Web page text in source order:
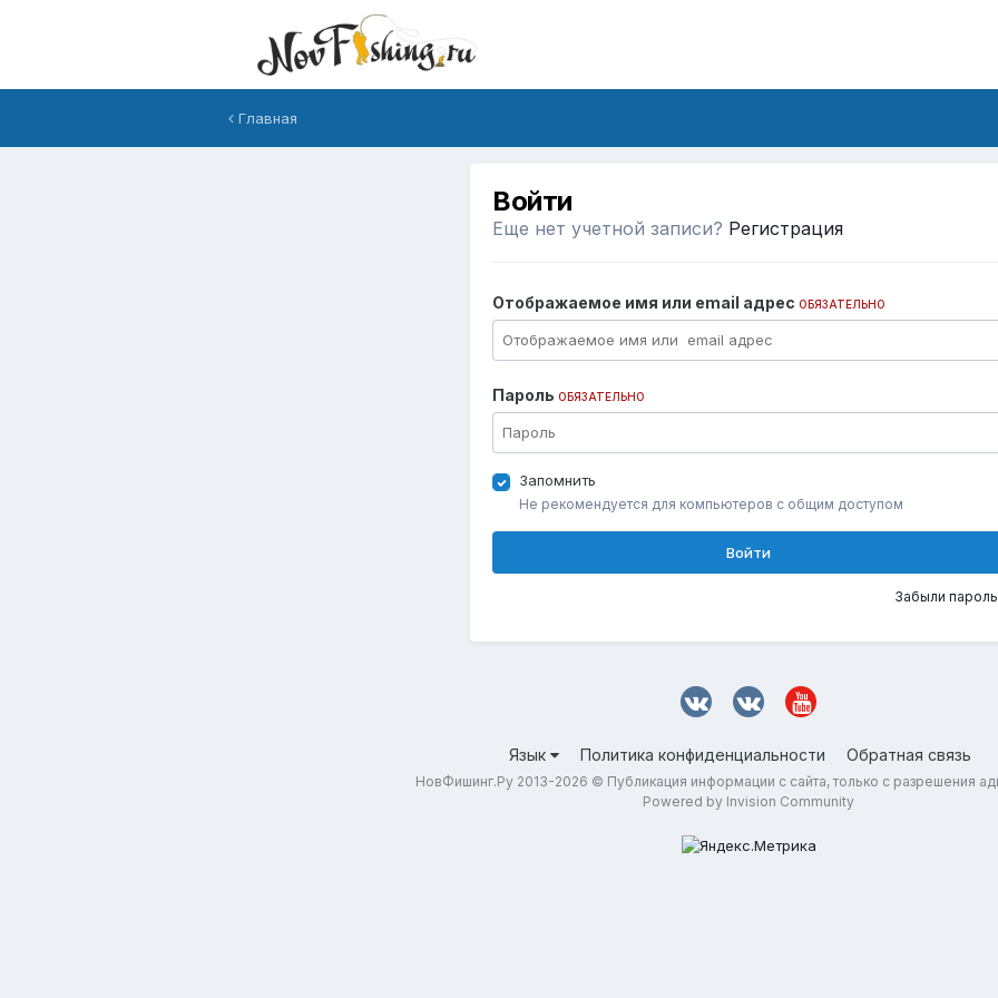
Главная
Войти
Еще нет учетной записи? Регистрация
Отображаемое имя или email адрес ОБЯЗАТЕЛЬНО
Пароль ОБЯЗАТЕЛЬНО
Запомнить
Не рекомендуется для компьютеров с общим доступом
Войти
Забыли
Язык Политика конфиденциальности Обратная связь
НовФишинг.Ру 2013-2026 © Публикация информации с сайта, только с разрешения
Powered by Invision Community